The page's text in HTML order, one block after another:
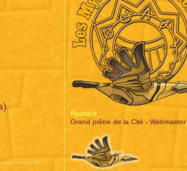
Routard
Grand prêtre de la Cité - Webmaster